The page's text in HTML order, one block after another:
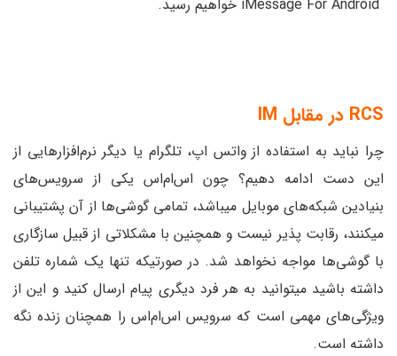
RCS در مقابل IM
چرا نباید به استفاده از واتس اپ، تلگرام یا دیگر نرم‌افزارهایی از
این دست ادامه دهیم؟ چون اس‌ام‌اس یکی از سرویس‌های
بنیادین شبکه‌های موبایل میباشد، تمامی گوشی‌ها از آن پشتیبانی
میکنند، رقابت پذیر نیست و همچنین با مشکلاتی از قبیل سازگاری
با گوشی‌ها مواجه نخواهد شد. در صورتیکه تنها یک شماره تلفن
داشته باشید میتوانید به هر فرد دیگری پیام ارسال کنید و این از
ویژگی‌های مهمی است که سرویس اس‌ام‌اس را همچنان زنده نگه
داشته است.